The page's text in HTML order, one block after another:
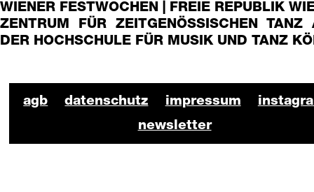
WIENER FESTWOCHEN | FREIE REPUBLIK
ZENTRUM FÜR ZEITGENÖSSISCHEN TANZ
DER HOCHSCHULE FÜR MUSIK UND TANZ
agb datenschutz impressum
newsletter